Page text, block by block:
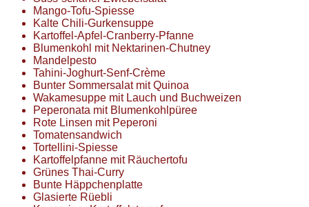
Mango-Tofu-Spiesse
Kalte Chili-Gurkensuppe
Kartoffel-Apfel-Cranberry-Pfanne
Blumenkohl mit Nektarinen-Chutney
Mandelpesto
Tahini-Joghurt-Senf-Crème
Bunter Sommersalat mit Quinoa
Wakamesuppe mit Lauch und Buchweizen
Peperonata mit Blumenkohlpüree
Rote Linsen mit Peperoni
Tomatensandwich
Tortellini-Spiesse
Kartoffelpfanne mit Räuchertofu
Grünes Thai-Curry
Bunte Häppchenplatte
Glasierte Rüebli